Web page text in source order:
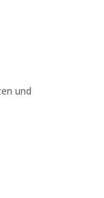
und